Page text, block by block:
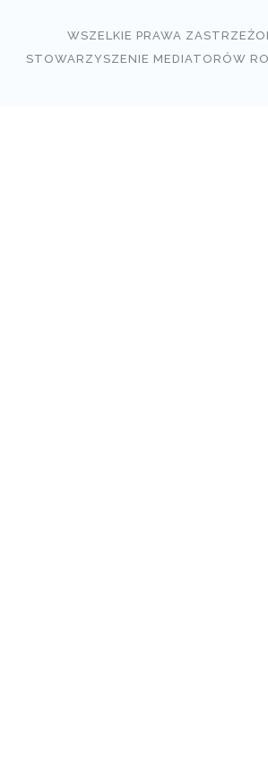
WSZELKIE PRAWA
STOWARZYSZENIE MEDIATORÓW